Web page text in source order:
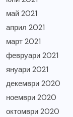
май 2021
април 2021
март 2021
февруари 2021
януари 2021
декември 2020
ноември 2020
октомври 2020